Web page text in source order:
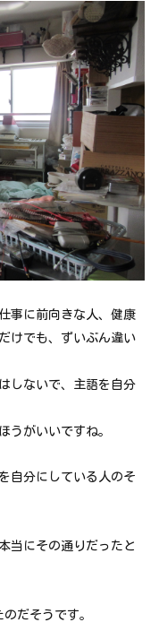
事に前向きな人、健康
けでも、ずいぶん違い
しないで、主語を自分
うがいいですね。
自分にしている人のそ
当にその通りだったと
だそうです。